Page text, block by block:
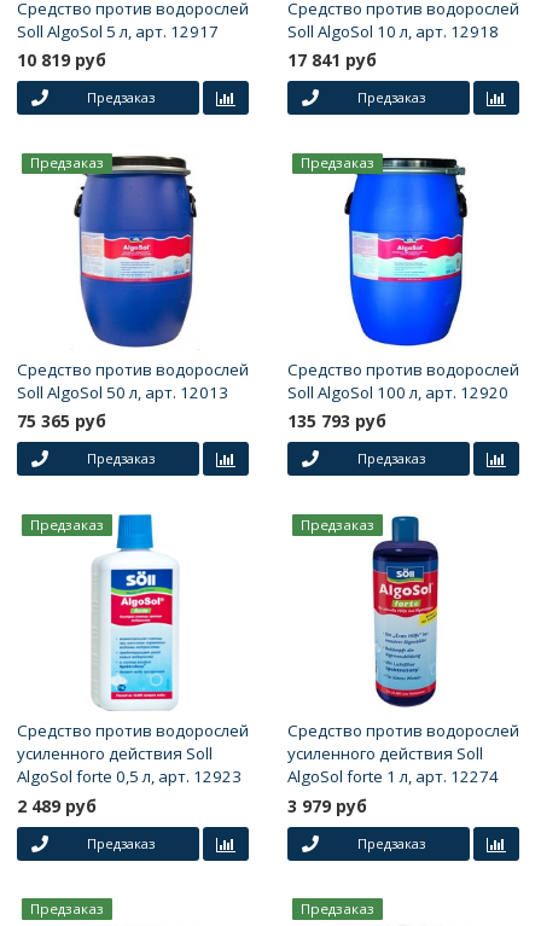
Средство против водорослей
Soll AlgoSol 5 л, арт. 12917
10 819 руб
Предзаказ
Средство против водорослей
Soll AlgoSol 10 л, арт. 12918
17 841 руб
Предзаказ
Предзаказ
Средство против водорослей
Soll AlgoSol 50 л, арт. 12013
75 365 руб
Предзаказ
Предзаказ
Средство против водорослей
Soll AlgoSol 100 л, арт. 12920
135 793 руб
Предзаказ
Предзаказ
Средство против водорослей
усиленного действия Soll
AlgoSol forte 0,5 л, арт. 12923
2 489 руб
Предзаказ
Предзаказ
Средство против водорослей
усиленного действия Soll
AlgoSol forte 1 л, арт. 12274
3 979 руб
Предзаказ
Предзаказ Предзаказ